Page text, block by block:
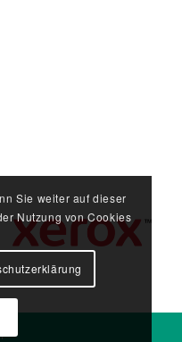
Sie weiter auf dieser
Nutzung von Cookies